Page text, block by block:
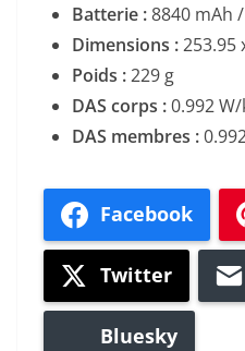
Batterie :8840 mAh
Dimensions :253.95
Poids :229 g
DAS corps :0.992
DAS membres :
Facebook
Twitter
Bluesky